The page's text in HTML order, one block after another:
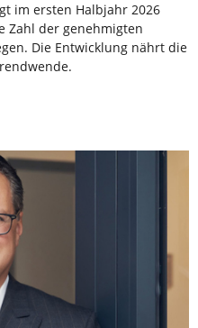
im ersten Halbjahr 2026
Zahl der genehmigten
Die Entwicklung nährt die